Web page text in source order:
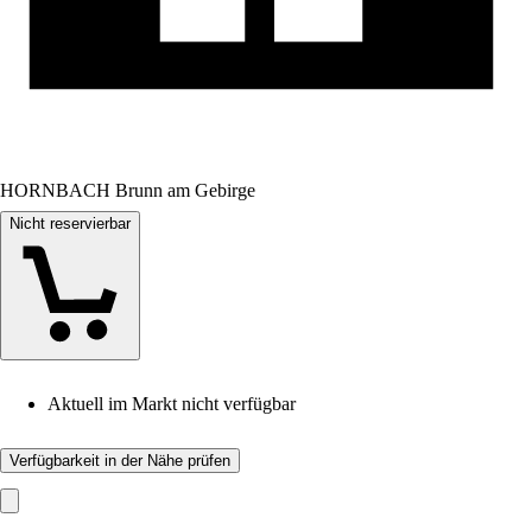
HORNBACH Brunn am Gebirge
Nicht reservierbar
Aktuell im Markt nicht verfügbar
Verfügbarkeit in der Nähe prüfen